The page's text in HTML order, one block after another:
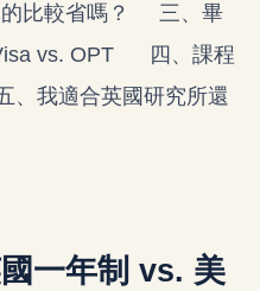
比較省嗎？
三、畢
vs. OPT
四、課程
、我適合英國研究所還
一年制 vs. 美